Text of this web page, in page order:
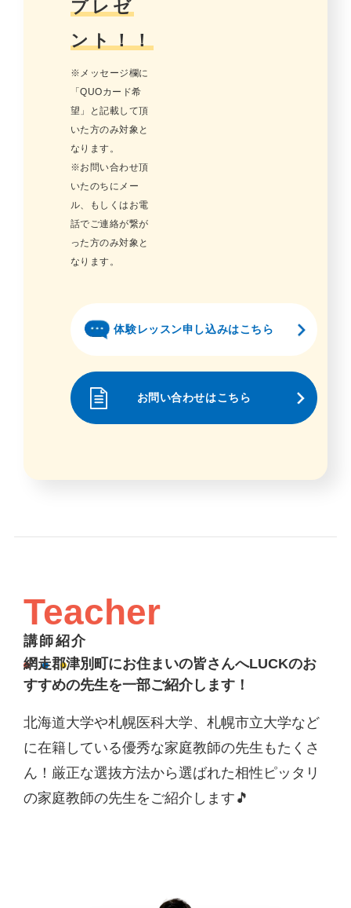
プレゼ
ント！！
※メッセージ欄に
「QUOカード希
望」と記載して頂
いた方のみ対象と
なります。
※お問い合わせ頂
いたのちにメー
ル、もしくはお電
話でご連絡が繋が
った方のみ対象と
なります。
体験レッスン申し込みはこちら
お問い合わせはこちら
Teacher
講師紹介
網走郡津別町にお住まいの皆さんへLUCKのお
すすめの先生を一部ご紹介します！
北海道大学や札幌医科大学、札幌市立大学など
に在籍している優秀な家庭教師の先生もたくさ
ん！厳正な選抜方法から選ばれた相性ピッタリ
の家庭教師の先生をご紹介します🎵